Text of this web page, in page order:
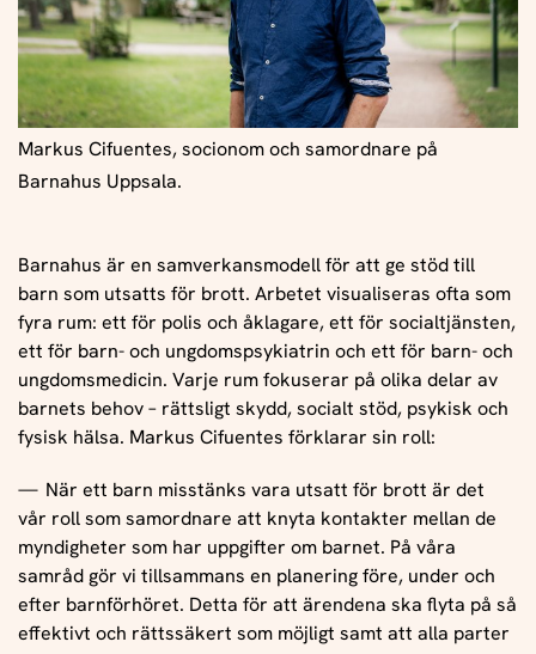
Markus Cifuentes, socionom och samordnare på
Barnahus Uppsala.
Barnahus är en samverkansmodell för att ge stöd till
barn som utsatts för brott. Arbetet visualiseras ofta som
fyra rum: ett för polis och åklagare, ett för socialtjänsten,
ett för barn- och ungdomspsykiatrin och ett för barn- och
ungdomsmedicin. Varje rum fokuserar på olika delar av
barnets behov – rättsligt skydd, socialt stöd, psykisk och
fysisk hälsa. Markus Cifuentes förklarar sin roll:
När ett barn misstänks vara utsatt för brott är det
vår roll som samordnare att knyta kontakter mellan de
myndigheter som har uppgifter om barnet. På våra
samråd gör vi tillsammans en planering före, under och
efter barnförhöret. Detta för att ärendena ska flyta på så
effektivt och rättssäkert som möjligt samt att alla parter